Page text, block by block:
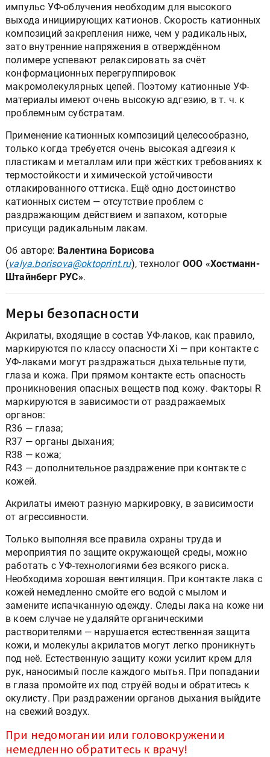
импульс УФ-облучения необходим для высокого
выхода инициирующих катионов. Скорость катионных
композиций закрепления ниже, чем у радикальных,
зато внутренние напряжения в отверждённом
полимере успевают релаксировать за счёт
конформационных перегруппировок
макромолекулярных цепей. Поэтому катионные УФ-
материалы имеют очень высокую адгезию, в т. ч. к
проблемным субстратам.
Применение катионных композиций целесообразно,
только когда требуется очень высокая адгезия к
пластикам и металлам или при жёстких требованиях к
термостойкости и химической устойчивости
отлакированного оттиска. Ещё одно достоинство
катионных систем — отсутствие проблем с
раздражающим действием и запахом, которые
присущи радикальным лакам.
Об авторе: Валентина Борисова
(valya.borisova@oktoprint.ru), технологООО «Хостманн-
Штайнберг РУС».
Меры безопасности
Акрилаты, входящие в состав УФ-лаков, как правило,
маркируются по классу опасности Xi — при контакте с
УФ-лаками могут раздражаться дыхательные пути,
глаза и кожа. При прямом контакте есть опасность
проникновения опасных веществ под кожу. Факторы R
маркируются в зависимости от раздражаемых
органов:
R36 — глаза;
R37 — органы дыхания;
R38 — кожа;
R43 — дополнительное раздражение при контакте с
кожей.
Акрилаты имеют разную маркировку, в зависимости
от агрессивности.
Только выполняя все правила охраны труда и
мероприятия по защите окружающей среды, можно
работать с УФ-технологиями без всякого риска.
Необходима хорошая вентиляция. При контакте лака с
кожей немедленно смойте его водой с мылом и
замените испачканную одежду. Следы лака на коже ни
в коем случае не удаляйте органическими
растворителями — нарушается естественная защита
кожи, и молекулы акрилатов могут легко проникнуть
под неё. Естественную защиту кожи усилит крем для
рук, наносимый после каждого мытья. При попадании
в глаза промойте их под струёй воды и обратитесь к
окулисту. При раздражении органов дыхания выйдите
на свежий воздух.
При недомогании или головокружении
немедленно обратитесь к врачу!